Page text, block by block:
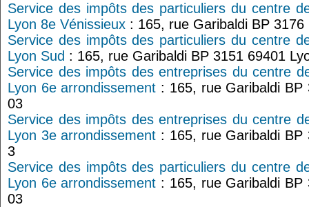
Service des impôts des particuliers du centre
Lyon 8e Vénissieux : 165, rue Garibaldi BP
Service des impôts des particuliers du centre
Lyon Sud : 165, rue Garibaldi BP 3151 69401
Service des impôts des entreprises du centre
Lyon 6e arrondissement : 165, rue Garibaldi BP
03
Service des impôts des entreprises du centre
Lyon 3e arrondissement : 165, rue Garibaldi BP
3
Service des impôts des particuliers du centre
Lyon 6e arrondissement : 165, rue Garibaldi BP
03